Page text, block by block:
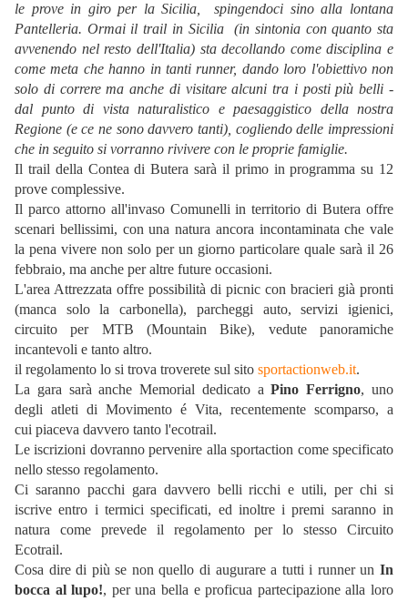
le prove in giro per la Sicilia, spingendoci sino alla lontana
Pantelleria. Ormai il trail in Sicilia (in sintonia con quanto sta
avvenendo nel resto dell'Italia) sta decollando come disciplina e
come meta che hanno in tanti runner, dando loro l'obiettivo non
solo di correre ma anche di visitare alcuni tra i posti più belli -
dal punto di vista naturalistico e paesaggistico della nostra
Regione (e ce ne sono davvero tanti), cogliendo delle impressioni
che in seguito si vorranno rivivere con le proprie famiglie.
Il trail della Contea di Butera sarà il primo in programma su 12
prove complessive.
Il parco attorno all'invaso Comunelli in territorio di Butera offre
scenari bellissimi, con una natura ancora incontaminata che vale
la pena vivere non solo per un giorno particolare quale sarà il 26
febbraio, ma anche per altre future occasioni.
L'area Attrezzata offre possibilità di picnic con bracieri già pronti
(manca solo la carbonella), parcheggi auto, servizi igienici,
circuito per MTB (Mountain Bike), vedute panoramiche
incantevoli e tanto altro.
il regolamento lo si trova troverete sul sito sportactionweb.it.
La gara sarà anche Memorial dedicato aPino Ferrigno, uno
degli atleti di Movimento é Vita, recentemente scomparso, a
cui piaceva davvero tanto l'ecotrail.
Le iscrizioni dovranno pervenire alla sportaction come specificato
nello stesso regolamento.
Ci saranno pacchi gara davvero belli ricchi e utili, per chi si
iscrive entro i termici specificati, ed inoltre i premi saranno in
natura come prevede il regolamento per lo stesso Circuito
Ecotrail.
Cosa dire di più se non quello di augurare a tutti i runner un In
bocca al lupo!, per una bella e proficua partecipazione alla loro